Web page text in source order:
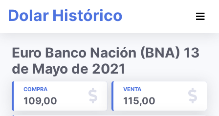
Dolar Histórico
Euro Banco Nación (BNA) 13
de Mayo de 2021
COMPRA
109,00
VENTA
115,00